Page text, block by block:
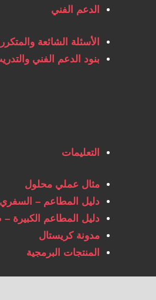
الدعم الفني
الأسئلة الشائعة
بنود الدعم الفني
التعليمات
مثال عملي محلول
دليل المطاعم – السفري
دليل المطاعم الكبيرة
مدونة كريستال
المنتجات البرمجية